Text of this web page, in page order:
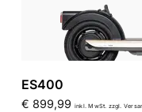
ES400
€ 899,99 inkl. MwSt. zzgl.